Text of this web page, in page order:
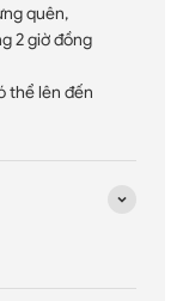
quên,
2 giờ đồng
thể lên đến